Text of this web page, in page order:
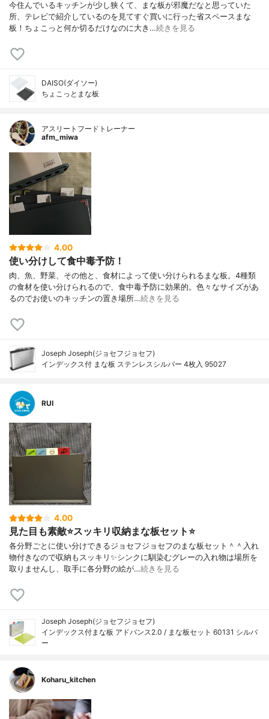
今住んでいるキッチンが少し狭くて、まな板が邪魔だなと思っていた
所、テレビで紹介しているのを見てすぐ買いに行った省スペースまな
板！ちょこっと何か切るだけなのに大き…続きを見る
DAISO(ダイソー)
ちょこっとまな板
アスリートフードトレーナー
afm_miwa
4.00
使い分けして食中毒予防！
肉、魚、野菜、その他と、食材によって使い分けられるまな板。4種類
の食材を使い分けられるので、食中毒予防に効果的。色々なサイズがあ
るのでお使いのキッチンの置き場所…続きを見る
Joseph Joseph(ジョセフジョセフ)
インデックス付 まな板 ステンレスシルバー 4枚入 95027
RUI
4.00
見た目も素敵⭐️スッキリ収納まな板セット⭐️
各分野ごとに使い分けできるジョセフジョセフのまな板セット＾＾入れ
物付きなので収納もスッキリ✨シンクに馴染むグレーの入れ物は場所を
取りませんし、取手に各分野の絵が…続きを見る
Joseph Joseph(ジョセフジョセフ)
インデックス付まな板 アドバンス2.0 / まな板セット 60131 シルバ
ー
Koharu_kitchen